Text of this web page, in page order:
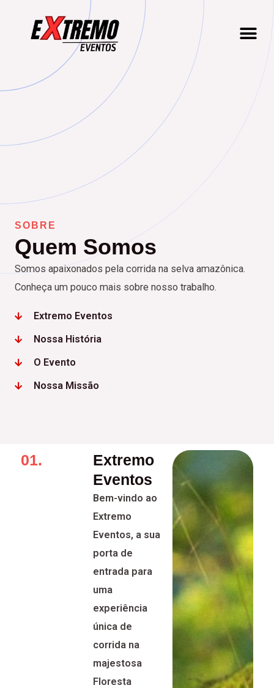
SOBRE
Quem Somos
Somos apaixonados pela corrida na selva amazônica.
Conheça um pouco mais sobre nosso trabalho.
Extremo Eventos
Nossa História
O Evento
Nossa Missão
01.
Extremo
Eventos
Bem-vindo ao
Extremo
Eventos, a sua
porta de
entrada para
uma
experiência
única de
corrida na
majestosa
Floresta